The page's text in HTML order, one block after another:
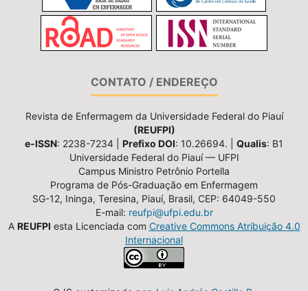
CONTATO / ENDEREÇO
Revista de Enfermagem da Universidade Federal do Piauí
(REUFPI)
e-ISSN: 2238-7234 | Prefixo DOI: 10.26694. | Qualis: B1
Universidade Federal do Piauí — UFPI
Campus Ministro Petrônio Portella
Programa de Pós-Graduação em Enfermagem
SG-12, Ininga, Teresina, Piauí, Brasil, CEP: 64049-550
E-mail: reufpi@ufpi.edu.br
A REUFPI esta Licenciada com Creative Commons Atribuição 4.0
Internacional